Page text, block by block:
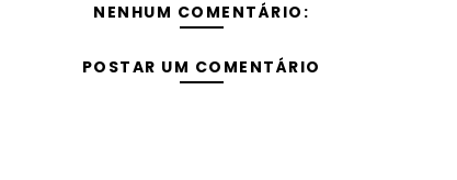
NENHUM COMENTÁRIO:
POSTAR UM COMENTÁRIO